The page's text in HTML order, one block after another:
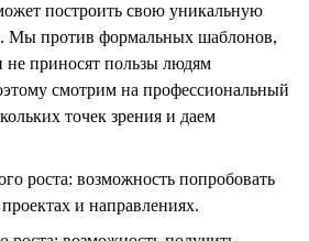
построить свою уникальную
Мы против формальных шаблонов,
не приносят пользы людям
смотрим на профессиональный
точек зрения и даем
роста: возможность попробовать
и направлениях.